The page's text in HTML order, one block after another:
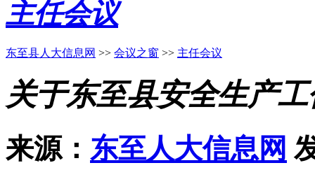
主任会议
东至县人大信息网 >> 会议之窗 >> 主任会议
关于东至县安全生产
来源： 东至人大信息网